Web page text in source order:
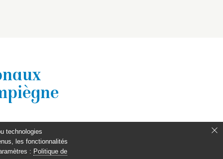
technologies
les fonctionnalités
: Politique de